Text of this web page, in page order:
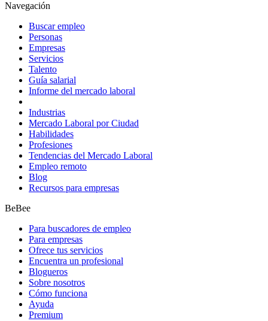
Navegación
Buscar empleo
Personas
Empresas
Servicios
Talento
Guía salarial
Informe del mercado laboral
Industrias
Mercado Laboral por Ciudad
Habilidades
Profesiones
Tendencias del Mercado Laboral
Empleo remoto
Blog
Recursos para empresas
BeBee
Para buscadores de empleo
Para empresas
Ofrece tus servicios
Encuentra un profesional
Blogueros
Sobre nosotros
Cómo funciona
Ayuda
Premium